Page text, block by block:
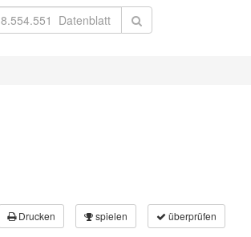
Drucken spielen überprüfen